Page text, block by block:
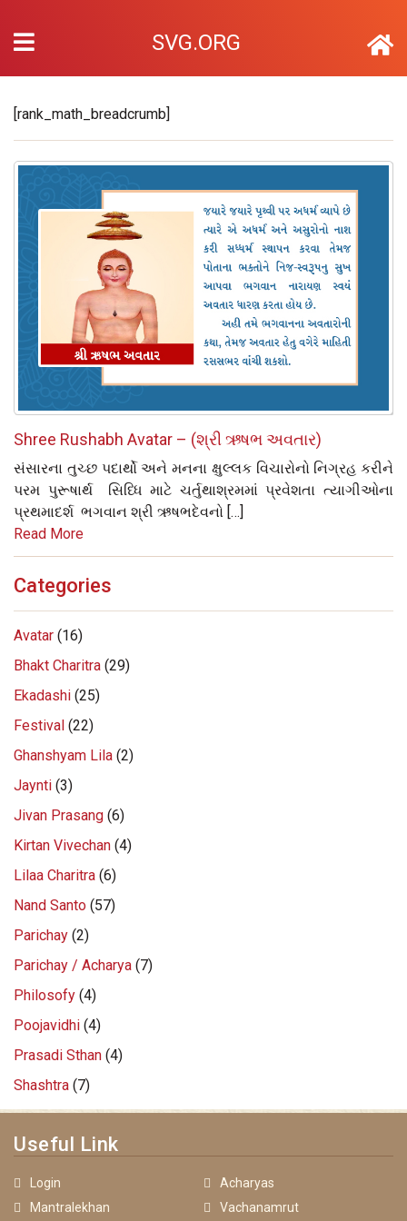
SVG.ORG
[rank_math_breadcrumb]
Shree Rushabh Avatar – (શ્રી ઋષભ અવતાર)
સંસારના તુચ્છ પદાર્થો અને મનના ક્ષુલ્લક વિચારોનો નિગ્રહ કરીને
પરમ પુરૂષાર્થ સિધ્ધિ માટે ચર્તુથાશ્રમમાં પ્રવેશતા ત્યાગીઓના
પ્રથમાદર્શ ભગવાન શ્રી ઋષભદેવનો […]
Read More
Categories
Avatar (16)
Bhakt Charitra (29)
Ekadashi (25)
Festival (22)
Ghanshyam Lila (2)
Jaynti (3)
Jivan Prasang (6)
Kirtan Vivechan (4)
Lilaa Charitra (6)
Nand Santo (57)
Parichay (2)
Parichay / Acharya (7)
Philosofy (4)
Poojavidhi (4)
Prasadi Sthan (4)
Shashtra (7)
Useful Link
Login
Acharyas
Mantralekhan
Vachanamrut